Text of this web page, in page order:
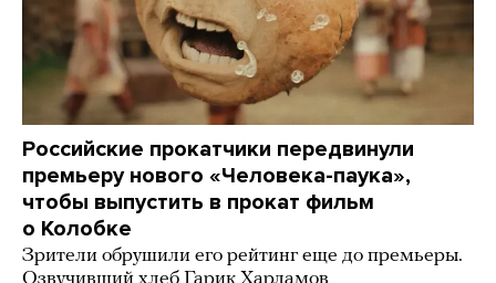
Российские прокатчики передвинули
премьеру нового «Человека-паука»,
чтобы выпустить в прокат фильм
о Колобке
Зрители обрушили его рейтинг еще до премьеры.